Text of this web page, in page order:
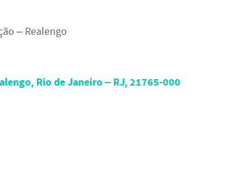
– Realengo
Rio de Janeiro – RJ, 21765-000